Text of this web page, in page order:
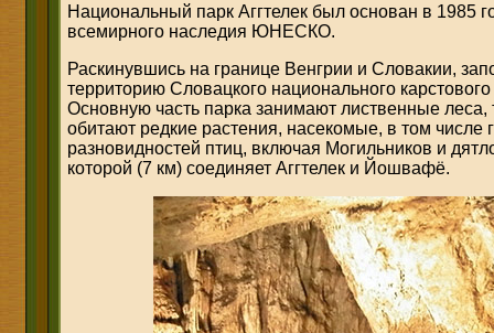
Национальный парк Аггтелек был основан в 1985
всемирного наследия ЮНЕСКО.
Раскинувшись на границе Венгрии и Словакии,
территорию Словацкого национального
Основную часть парка занимают лиственные леса,
обитают редкие растения, насекомые, в том числе
разновидностей птиц, включая Могильников и
которой (7 км) соединяет Аггтелек и Йошвафё.